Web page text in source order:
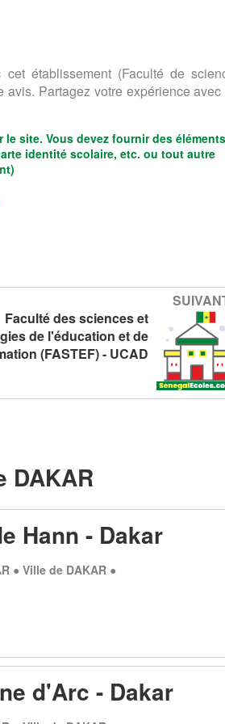
établissement (Faculté de
Partagez votre expérience
site. Vous devez fournir des éléments
identité scolaire, etc. ou tout autre
Faculté des sciences et
de l'éducation et de
(FASTEF) - UCAD
DAKAR
Hann - Dakar
● Ville de DAKAR ●
d'Arc - Dakar